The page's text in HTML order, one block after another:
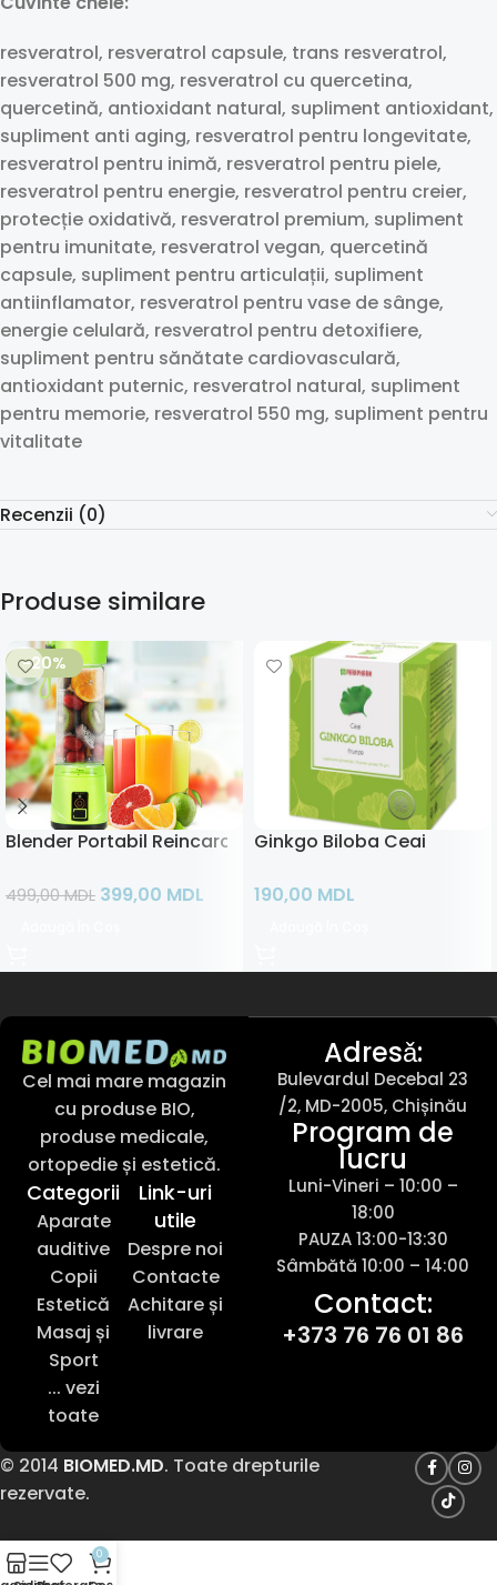
resveratrol, resveratrol capsule, trans resveratrol,
resveratrol 500 mg, resveratrol cu quercetina,
quercetină, antioxidant natural, supliment antioxidant,
supliment anti aging, resveratrol pentru longevitate,
resveratrol pentru inimă, resveratrol pentru piele,
resveratrol pentru energie, resveratrol pentru creier,
protecție oxidativă, resveratrol premium, supliment
pentru imunitate, resveratrol vegan, quercetină
capsule, supliment pentru articulații, supliment
antiinflamator, resveratrol pentru vase de sânge,
energie celulară, resveratrol pentru detoxifiere,
supliment pentru sănătate cardiovasculară,
antioxidant puternic, resveratrol natural, supliment
pentru memorie, resveratrol 550 mg, supliment pentru
vitalitate
Recenzii (0)
Produse similare
-20%
Blender Portabil Reincarcabil
499,00MDL 399,00 MDL
Ginkgo Biloba Ceai
190,00 MDL
Cel mai mare magazin
cu produse BIO,
produse medicale,
ortopedie și estetică.
Categorii
Aparate
auditive
Copii
Estetică
Masaj și
Sport
... vezi
toate
Link-uri
utile
Despre noi
Contacte
Achitare și
livrare
Adresǎ:
Bulevardul Decebal 23
/2, MD-2005, Chișinău
Program de
lucru
Luni-Vineri – 10:00 –
18:00
PAUZA 13:00-13:30
Sâmbătă 10:00 – 14:00
Contact:
+373 76 76 01 86
© 2014 BIOMED.MD. Toate drepturile
rezervate.
0